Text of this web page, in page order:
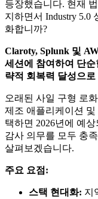
등장했습니다. 현재
지하면서 Industry 5.0
화합니까?
Claroty, Splunk 및
세션에 참여하여 단
략적 회복력 달성으
오래된 사일 구형 로
제조 애플리케이션
택하면 2026년에 예
감사 의무를 모두 충
살펴보겠습니다.
주요 요점:
스택 현대화: 지